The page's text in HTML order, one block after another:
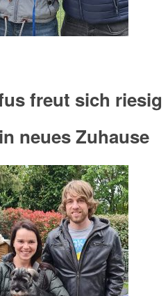
freut sich riesig
neues Zuhause